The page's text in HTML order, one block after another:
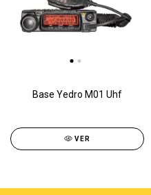
Base Yedro M01 Uhf
VER